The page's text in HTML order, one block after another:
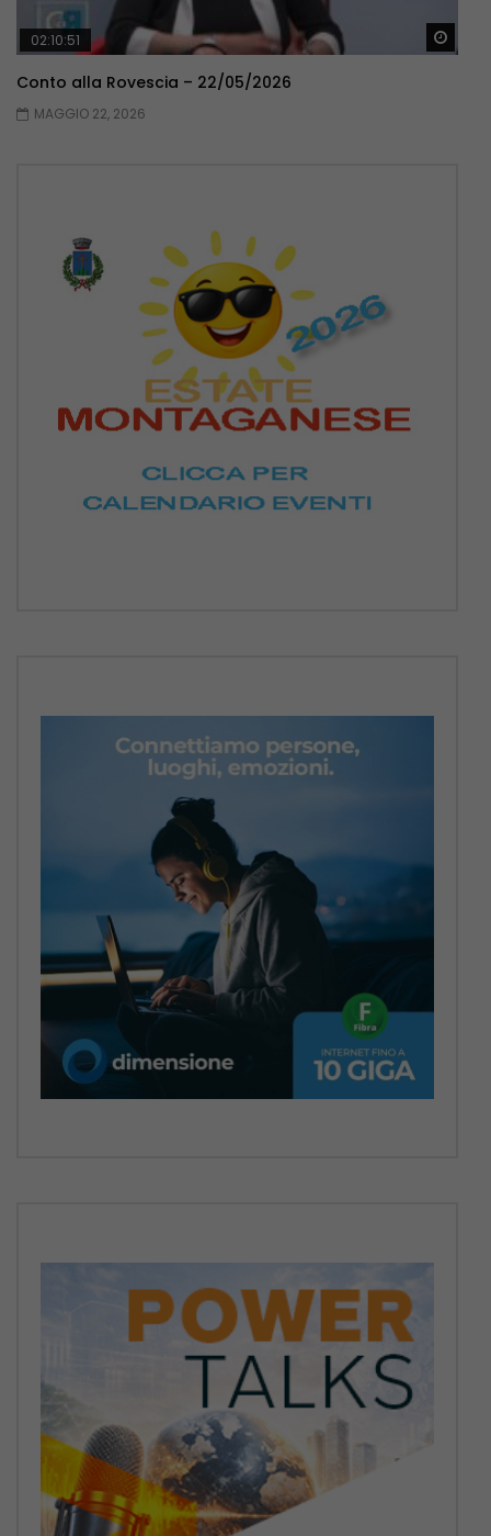
02:10:51
Conto alla Rovescia – 22/05/2026
MAGGIO 22, 2026